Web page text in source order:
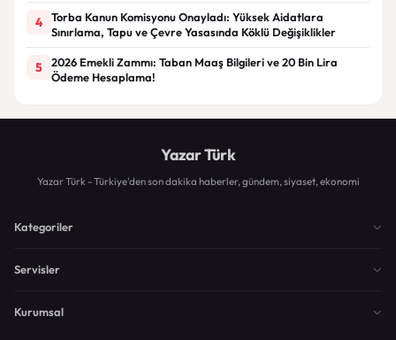
4
Torba Kanun Komisyonu Onayladı: Yüksek Aidatlara
Sınırlama, Tapu ve Çevre Yasasında Köklü Değişiklikler
5
2026 Emekli Zammı: Taban Maaş Bilgileri ve 20 Bin Lira
Ödeme Hesaplama!
Yazar Türk
Yazar Türk - Türkiye'den son dakika haberler, gündem, siyaset, ekonomi
Kategoriler
Servisler
Kurumsal